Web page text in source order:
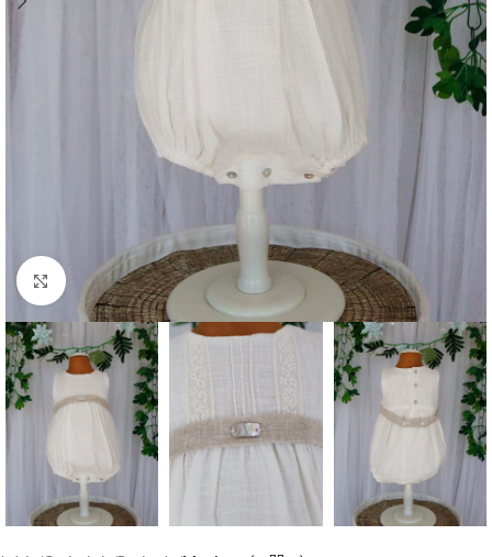
Clique para aumentar